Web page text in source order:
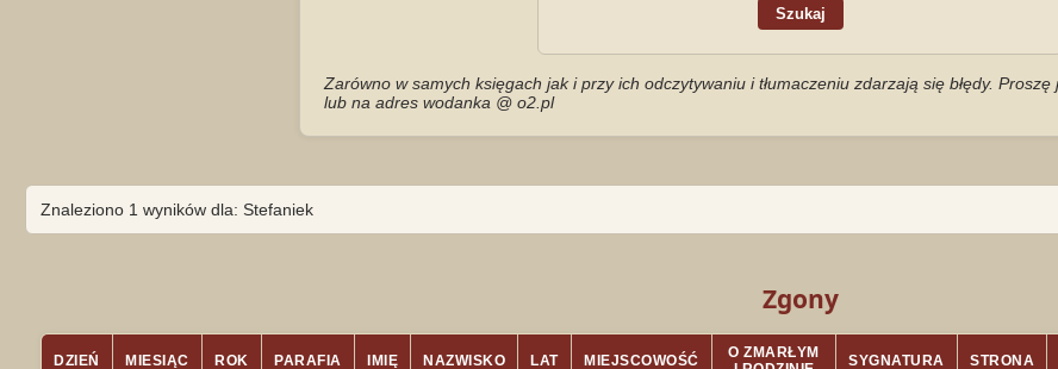
Zarówno w samych księgach jak i przy ich odczytywaniu i tłumaczeniu zdarzają się błędy. Proszę
lub na adres wodanka @ o2.pl
Znaleziono 1 wyników dla: Stefaniek
Zgony
DZIEŃ MIESIĄC ROK PARAFIA IMIĘ NAZWISKO LAT MIEJSCOWOŚĆ
O ZMARŁYM
SYGNATURA STRONA